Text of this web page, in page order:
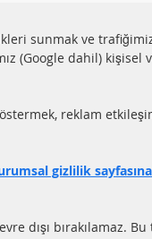
Tüm parçalar
e-mark ile homologe
MÜŞTERİ
sunmak ve
(Google dahil) kişisel
reklam
gizlilik sayfasına
dışı bırakılamaz.